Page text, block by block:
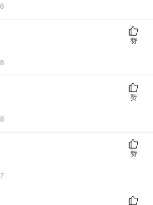
赞
赞
赞